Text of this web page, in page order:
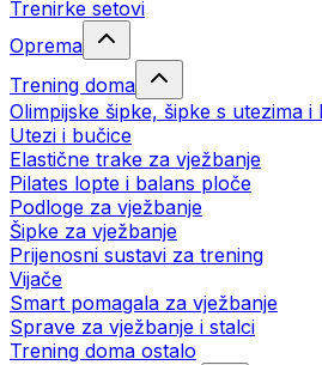
Trenirke setovi
Oprema
Trening doma
Olimpijske šipke, šipke s utezima i
Utezi i bučice
Elastične trake za vježbanje
Pilates lopte i balans ploče
Podloge za vježbanje
Šipke za vježbanje
Prijenosni sustavi za trening
Vijače
Smart pomagala za vježbanje
Sprave za vježbanje i stalci
Trening doma ostalo